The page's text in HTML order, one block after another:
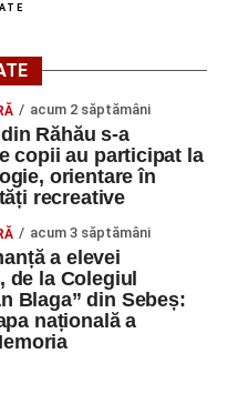
acum 2 săptămâni
Răhău s-a
copii au participat la
orientare în
recreative
acum 3 săptămâni
a elevei
de la Colegiul
Blaga” din Sebeș:
națională a